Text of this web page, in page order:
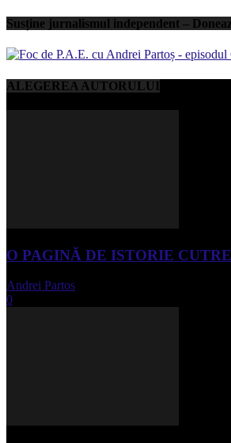
Susține jurnalismul independent –
ALEGEREA AUTORULUI
O PAGINĂ DE ISTORIE
Andrei Partos
0